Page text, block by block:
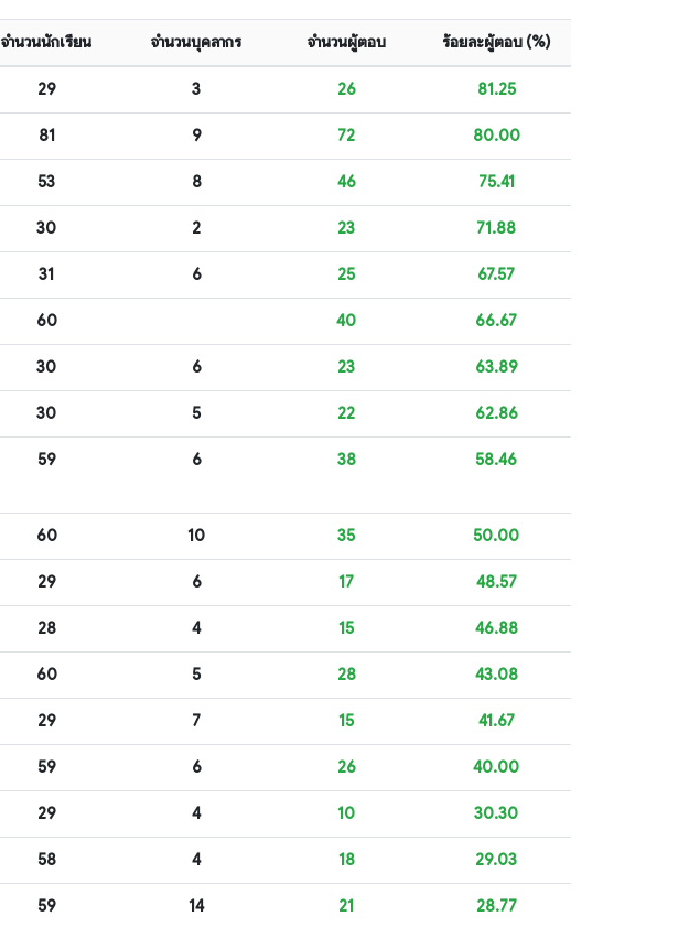
จำนวนนักเรียน จำนวนบุคลากร จำนวนผู้ตอบ ร้อยละผู้ตอบ (%)
29 3 26 81.25
81 9 72 80.00
53 8 46 75.41
30 2 23 71.88
31 6 25 67.57
60 40 66.67
30 6 23 63.89
30 5 22 62.86
59 6 38 58.46
60 10 35 50.00
29 6 17 48.57
28 4 15 46.88
60 5 28 43.08
29 7 15 41.67
59 6 26 40.00
29 4 10 30.30
58 4 18 29.03
59 14 21 28.77